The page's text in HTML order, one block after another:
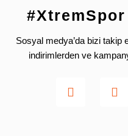
Sosyal medya’da bizi takip
indirimlerden ve